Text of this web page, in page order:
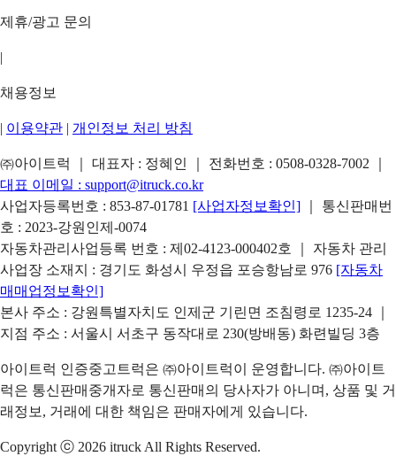
제휴/광고 문의
|
채용정보
| 이용약관 | 개인정보 처리 방침
㈜아이트럭 ｜ 대표자 : 정혜인 ｜ 전화번호 : 0508-0328-7002
대표 이메일 : support@itruck.co.kr
사업자등록번호 : 853-87-01781 [사업자정보확인]
｜ 통신판매번
호 : 2023-강원인제-0074
자동차관리사업등록 번호 : 제02-4123-000402호 ｜ 자동차 관리
사업장 소재지 : 경기도 화성시 우정읍 포승항남로 976 [자동차
매매업정보확인]
본사 주소 : 강원특별자치도 인제군 기린면 조침령로 1235-24 ｜
지점 주소 : 서울시 서초구 동작대로 230(방배동) 화련빌딩 3층
아이트럭 인증중고트럭은 ㈜아이트럭이 운영합니다. ㈜아이트
럭은 통신판매중개자로 통신판매의 당사자가 아니며, 상품 및 거
래정보, 거래에 대한 책임은 판매자에게 있습니다.
Copyright ⓒ 2026 itruck All Rights Reserved.